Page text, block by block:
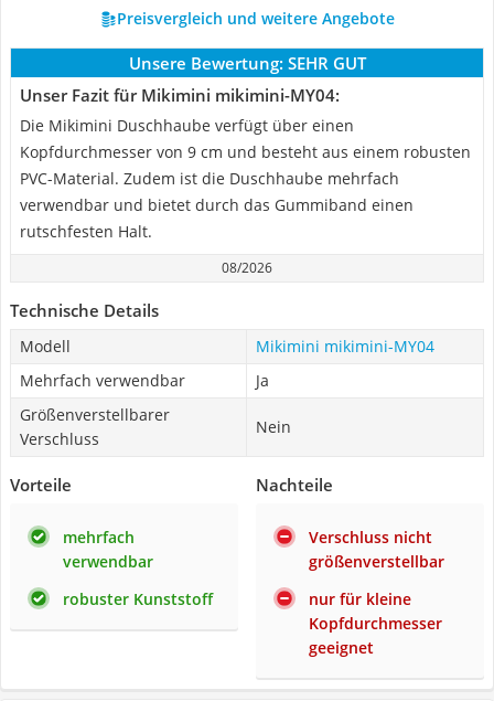
Preisvergleich und weitere Angebote
Unsere Bewertung: SEHR GUT
Unser Fazit für Mikimini mikimini-MY04:
Die Mikimini Duschhaube verfügt über einen
Kopfdurchmesser von 9 cm und besteht aus einem robusten
PVC-Material. Zudem ist die Duschhaube mehrfach
verwendbar und bietet durch das Gummiband einen
rutschfesten Halt.
08/2026
Technische Details
Modell
Mikimini mikimini-MY04
Mehrfach verwendbar
Ja
Größenverstellbarer
Verschluss
Nein
Vorteile
mehrfach
verwendbar
robuster Kunststoff
Nachteile
Verschluss nicht
größenverstellbar
nur für kleine
Kopfdurchmesser
geeignet